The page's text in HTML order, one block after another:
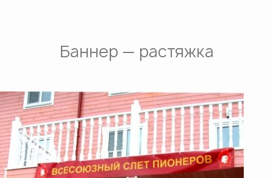
Баннер — растяжка